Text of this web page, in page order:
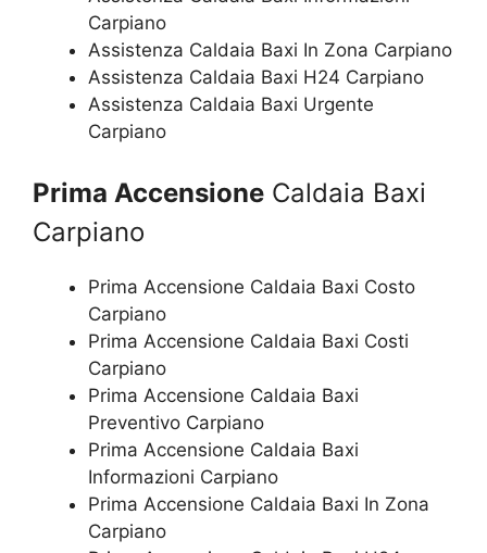
Carpiano
Assistenza Caldaia Baxi In Zona Carpiano
Assistenza Caldaia Baxi H24 Carpiano
Assistenza Caldaia Baxi Urgente
Carpiano
Prima Accensione Caldaia Baxi
Carpiano
Prima Accensione Caldaia Baxi Costo
Carpiano
Prima Accensione Caldaia Baxi Costi
Carpiano
Prima Accensione Caldaia Baxi
Preventivo Carpiano
Prima Accensione Caldaia Baxi
Informazioni Carpiano
Prima Accensione Caldaia Baxi In Zona
Carpiano